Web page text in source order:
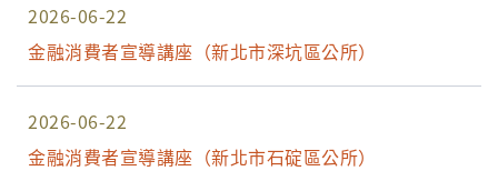
2026-06-22
金融消費者宣導講座（新北市深坑區公所）
2026-06-22
金融消費者宣導講座（新北市石碇區公所）